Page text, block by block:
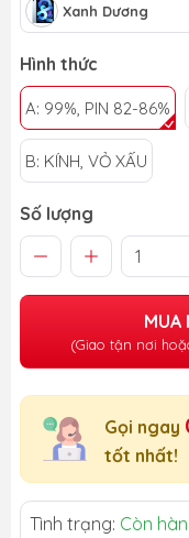
Xanh Dương
Hình thức
A: 99%, PIN 82-86%
B: KÍNH, VỎ XẤU
Số lượng
MUA
(Giao tận nơi
Gọi ngay
tốt nhất!
Tình trạng: Còn